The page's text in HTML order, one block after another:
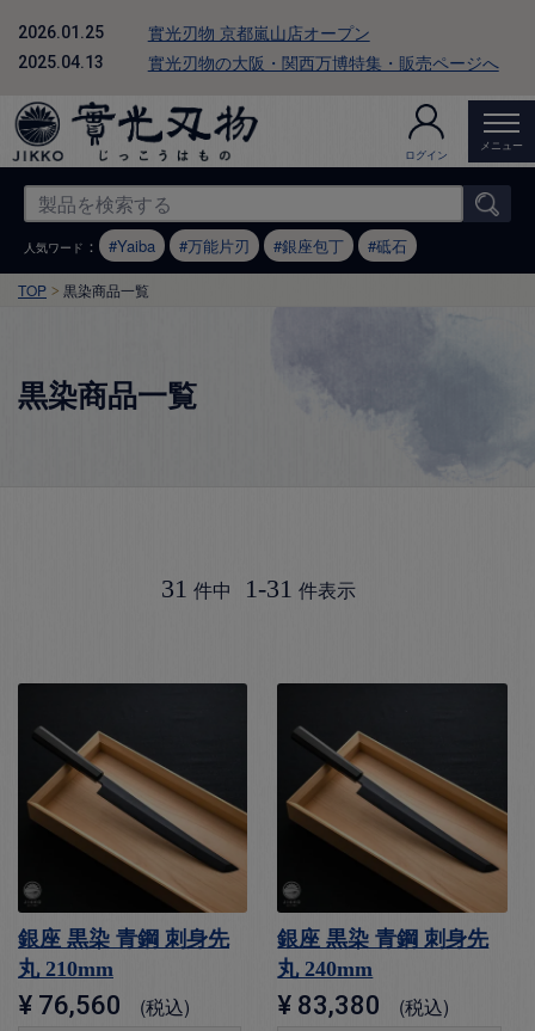
2026.01.25 實光刃物 京都嵐山店オープン
2025.04.13 實光刃物の大阪・関西万博特集・販売ページへ
ログイン
メニュー
人気ワード ： Yaiba 万能片刃 銀座包丁 砥石
TOP 黒染商品一覧
黒染商品一覧
31 件中 1-31 件表示
銀座 黒染 青鋼 刺身先
丸 210mm
¥ 76,560 税込
銀座 黒染 青鋼 刺身先
丸 240mm
¥ 83,380 税込